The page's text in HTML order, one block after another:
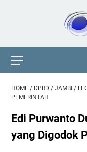
HOME / DPRD / JAMBI /
PEMERINTAH
Edi Purwanto
yang Digodok